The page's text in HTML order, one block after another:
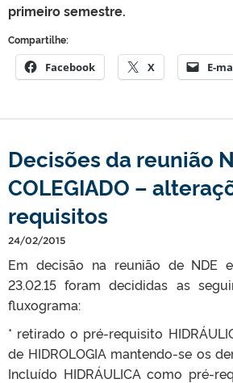
primeiro semestre.
Compartilhe:
Facebook X E-
Decisões da reunião
COLEGIADO –
requisitos
24/02/2015
Em decisão na reunião de NDE
23.02.15 foram decididas as
fluxograma:
* retirado o pré-requisito
de HIDROLOGIA mantendo-se os
Incluído HIDRÁULICA como pré-